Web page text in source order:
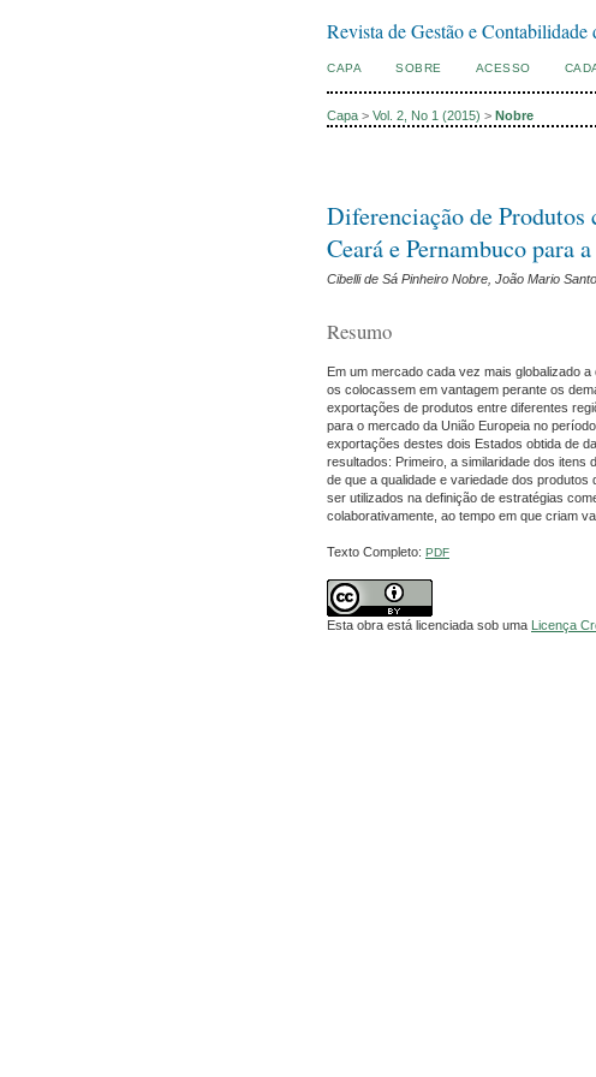
Revista de Gestão e
CAPA SOBRE ACESSO
Capa > Vol. 2, No 1 (2015) > Nobre
Diferenciação de
Ceará e Pernambuco para
Cibelli de Sá Pinheiro Nobre, João Mario
Resumo
Em um mercado cada vez mais globalizado
os colocassem em vantagem perante os
exportações de produtos entre diferentes
para o mercado da União Europeia no
exportações destes dois Estados obtida de
resultados: Primeiro, a similaridade dos itens
de que a qualidade e variedade dos
ser utilizados na definição de estratégias
colaborativamente, ao tempo em que criam
Texto Completo: PDF
Esta obra está licenciada sob uma Licença